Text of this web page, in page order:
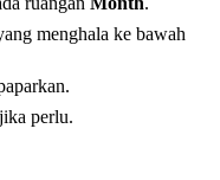
menghala ke bawah
perlu.